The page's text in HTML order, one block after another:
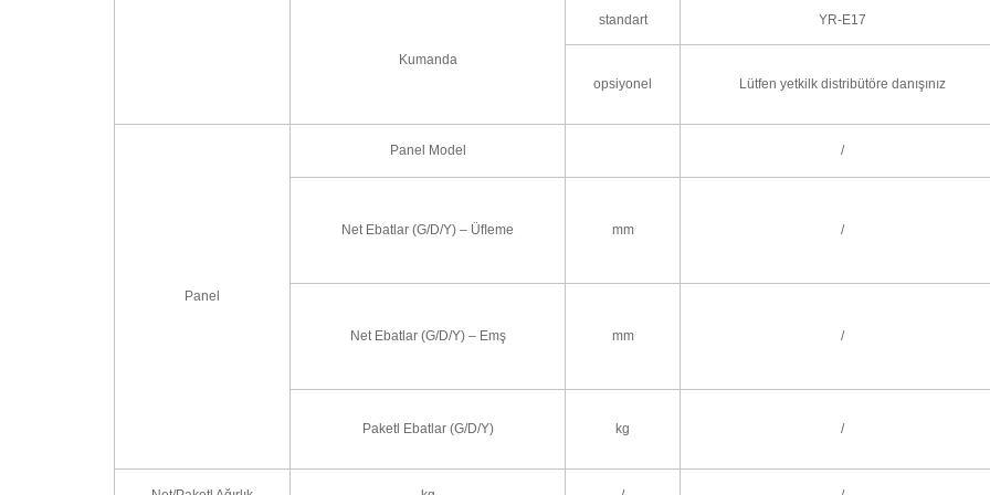
Kumanda
standart YR-E17
opsiyonel Lütfen yetkilk distribütöre danışınız
Panel
Panel Model /
Net Ebatlar (G/D/Y) – Üﬂeme mm /
Net Ebatlar (G/D/Y) – Emş mm /
Paketl Ebatlar (G/D/Y) kg /